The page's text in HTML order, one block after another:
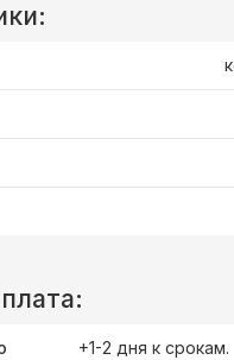
+1-2 дня к срокам.